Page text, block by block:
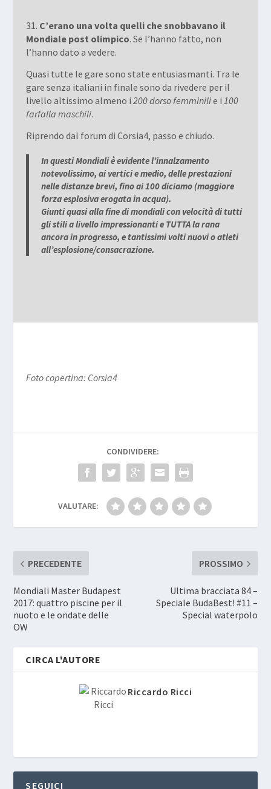
31. C’erano una volta quelli che snobbavano il
Mondiale post olimpico. Se l’hanno fatto, non
l’hanno dato a vedere.
Quasi tutte le gare sono state entusiasmanti. Tra le
gare senza italiani in finale sono da rivedere per il
livello altissimo almeno i 200 dorso femminilie i 100
farfalla maschili.
Riprendo dal forum di Corsia4, passo e chiudo.
In questi Mondiali è evidente l’innalzamento
notevolissimo, ai vertici e medio, delle prestazioni
nelle distanze brevi, fino ai 100 diciamo (maggiore
forza esplosiva erogata in acqua).
Giunti quasi alla fine di mondiali con velocità di tutti
gli stili a livello impressionanti e TUTTA la rana
ancora in progresso, e tantissimi volti nuovi o atleti
all’esplosione/consacrazione.
Foto copertina: Corsia4
CONDIVIDERE:
VALUTARE:
PRECEDENTE
Mondiali Master Budapest
2017: quattro piscine per il
nuoto e le ondate delle
OW
PROSSIMO
Ultima bracciata 84 –
Speciale BudaBest! #11 –
Special waterpolo
CIRCA L'AUTORE
Riccardo Ricci
SEGUICI